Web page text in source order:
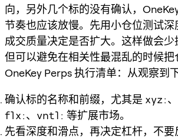
向，另外几个标的没有确认，
节奏也应该放慢。先用小仓位测试
成交质量决定是否扩大。这样做会少
但可以避免在相关性最混乱的时候把
OneKey Perps 执行清单：从观察到
确认标的名称和前缀，尤其是 xyz:、
flx:、 vntl: 等扩展市场。
先看深度和滑点，再决定杠杆，不要